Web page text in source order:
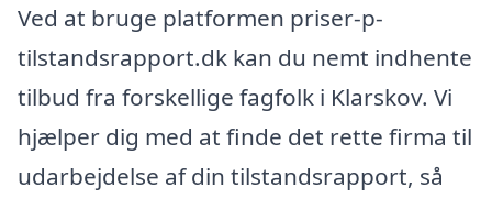
Ved at bruge platformen priser-p-
tilstandsrapport.dk kan du nemt indhente
tilbud fra forskellige fagfolk i Klarskov. Vi
hjælper dig med at finde det rette firma til
udarbejdelse af din tilstandsrapport, så